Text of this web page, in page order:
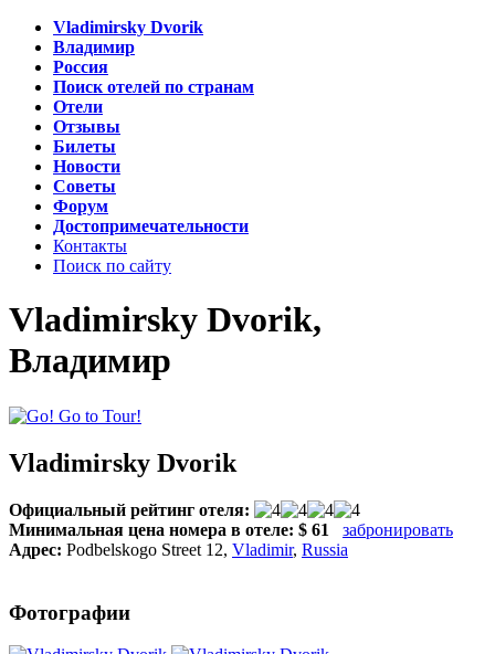
Vladimirsky Dvorik
Владимир
Россия
Поиск отелей по странам
Отели
Отзывы
Билеты
Новости
Советы
Форум
Достопримечательности
Контакты
Поиск по сайту
Vladimirsky Dvorik,
Владимир
Vladimirsky Dvorik
Официальный рейтинг отеля:
Минимальная цена номера в отеле: $ 61
забронировать
Адрес: Podbelskogo Street 12, Vladimir, Russia
Фотографии